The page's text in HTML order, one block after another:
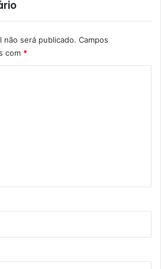
não será publicado. Campos
com *